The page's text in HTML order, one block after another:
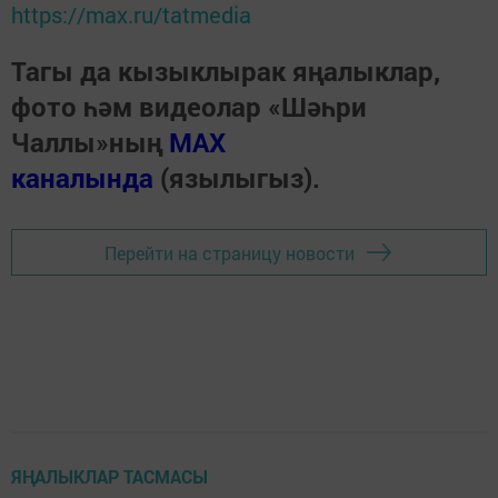
https://max.ru/tatmedia
Тагы да кызыклырак яңалыклар,
фото һәм видеолар «Шәһри
Чаллы»ның MAX
каналында (язылыгыз).
Перейти на страницу новости
ЯҢАЛЫКЛАР ТАСМАСЫ